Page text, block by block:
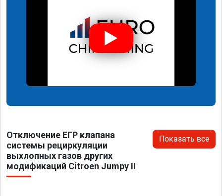
Отключение ЕГР клапана
системы рециркуляции
выхлопных газов других
модификаций Citroen Jumpy II
Показать все